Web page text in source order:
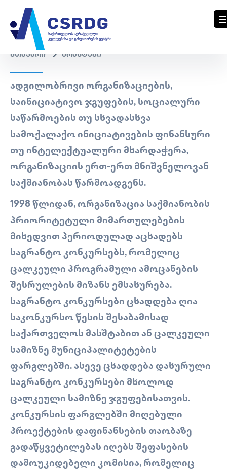
მთავარი გრანტები
ᲐᲓᲒᲘᲚᲝᲑᲠᲘᲕᲘ ᲝᲠᲒᲐᲜᲘᲖᲐᲪᲘᲔᲑᲘᲡ,
ᲡᲐᲘᲜᲘᲪᲘᲐᲢᲘᲕᲝ ᲯᲒᲣᲤᲔᲑᲘᲡ, ᲡᲝᲪᲘᲐᲚᲣᲠᲘ
ᲡᲐᲬᲐᲠᲛᲝᲔᲑᲘᲡ ᲗᲣ ᲡᲮᲕᲐᲓᲐᲡᲮᲕᲐ
ᲡᲐᲛᲝᲥᲐᲚᲐᲥᲝ ᲘᲜᲘᲪᲘᲐᲢᲘᲕᲔᲑᲘᲡ ᲤᲘᲜᲐᲜᲡᲣᲠᲘ
ᲗᲣ ᲘᲜᲢᲔᲚᲔᲥᲢᲣᲐᲚᲣᲠᲘ ᲛᲮᲐᲠᲓᲐᲭᲔᲠᲐ,
ᲝᲠᲒᲐᲜᲘᲖᲐᲪᲘᲘᲡ ᲔᲠᲗ-ᲔᲠᲗ ᲛᲜᲘᲨᲕᲜᲔᲚᲝᲕᲐᲜ
ᲡᲐᲥᲛᲘᲐᲜᲝᲑᲐᲡ ᲬᲐᲠᲛᲝᲐᲓᲒᲔᲜᲡ.
1998 ᲬᲚᲘᲓᲐᲜ, ᲝᲠᲒᲐᲜᲘᲖᲐᲪᲘᲐ ᲡᲐᲥᲛᲘᲐᲜᲝᲑᲘᲡ
ᲞᲠᲘᲝᲠᲘᲢᲔᲢᲣᲚᲘ ᲛᲘᲛᲐᲠᲗᲣᲚᲔᲑᲔᲑᲘᲡ
ᲛᲘᲮᲔᲓᲕᲘᲗ ᲞᲔᲠᲘᲝᲓᲣᲚᲐᲓ ᲐᲪᲮᲐᲓᲔᲑᲡ
ᲡᲐᲒᲠᲐᲜᲢᲝ ᲙᲝᲜᲙᲣᲠᲡᲔᲑᲡ, ᲠᲝᲛᲔᲚᲘᲪ
ᲪᲐᲚᲙᲔᲣᲚᲘ ᲞᲠᲝᲒᲠᲐᲛᲣᲚᲘ ᲐᲛᲝᲪᲐᲜᲔᲑᲘᲡ
ᲨᲔᲡᲠᲣᲚᲔᲑᲘᲡ ᲛᲘᲖᲐᲜᲡ ᲔᲛᲡᲐᲮᲣᲠᲔᲑᲐ.
ᲡᲐᲒᲠᲐᲜᲢᲝ ᲙᲝᲜᲙᲣᲠᲡᲔᲑᲘ ᲪᲮᲐᲓᲓᲔᲑᲐ ᲦᲘᲐ
ᲡᲐᲙᲝᲜᲙᲣᲠᲡᲝ ᲬᲔᲡᲘᲡ ᲨᲔᲡᲐᲑᲐᲛᲘᲡᲐᲓ
ᲡᲐᲥᲐᲠᲗᲕᲔᲚᲝᲡ ᲛᲐᲡᲨᲢᲐᲑᲘᲗ ᲐᲜ ᲪᲐᲚᲙᲔᲣᲚᲘ
ᲡᲐᲛᲘᲖᲜᲔ ᲛᲣᲜᲘᲪᲘᲞᲐᲚᲘᲢᲔᲢᲔᲑᲘᲡ
ᲤᲐᲠᲒᲚᲔᲑᲨᲘ. ᲐᲡᲔᲕᲔ ᲪᲮᲐᲓᲓᲔᲑᲐ ᲓᲐᲮᲣᲠᲣᲚᲘ
ᲡᲐᲒᲠᲐᲜᲢᲝ ᲙᲝᲜᲙᲣᲠᲡᲔᲑᲘ ᲛᲮᲝᲚᲝᲓ
ᲪᲐᲚᲙᲔᲣᲚᲘ ᲡᲐᲛᲘᲖᲜᲔ ᲯᲒᲣᲤᲔᲑᲘᲡᲐᲗᲕᲘᲡ.
ᲙᲝᲜᲙᲣᲠᲡᲘᲡ ᲤᲐᲠᲒᲚᲔᲑᲨᲘ ᲛᲘᲦᲔᲑᲣᲚᲘ
ᲞᲠᲝᲔᲥᲢᲔᲑᲘᲡ ᲓᲐᲤᲘᲜᲐᲜᲡᲔᲑᲘᲡ ᲗᲐᲝᲑᲐᲖᲔ
ᲒᲐᲓᲐᲬᲧᲕᲔᲢᲘᲚᲔᲑᲐᲡ ᲘᲦᲔᲑᲡ ᲨᲔᲤᲐᲡᲔᲑᲘᲡ
ᲓᲐᲛᲝᲣᲙᲘᲓᲔᲑᲔᲚᲘ ᲙᲝᲛᲘᲡᲘᲐ, ᲠᲝᲛᲔᲚᲘᲪ